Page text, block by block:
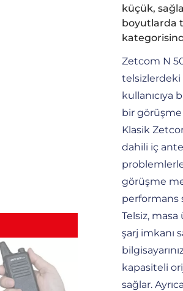
küçük,
boyutlarda
Zetcom N
telsizlerdeki
kullanıcıya
bir
Klasik
dahili iç
görüşme
performans
Telsiz, masa
şarj imkanı
kapasiteli
sağlar.